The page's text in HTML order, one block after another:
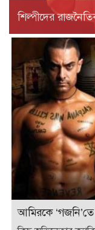
শিল্পীদের
আমিরকে